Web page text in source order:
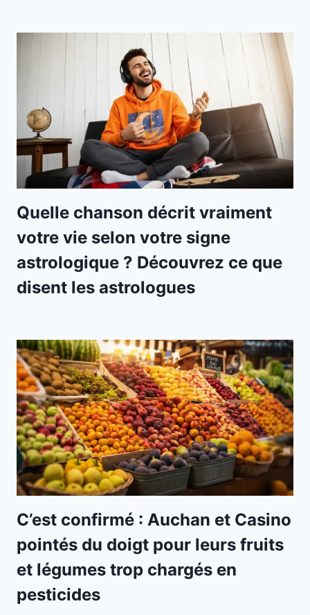
Quelle chanson décrit vraiment
votre vie selon votre signe
astrologique ? Découvrez ce que
disent les astrologues
C’est confirmé : Auchan et Casino
pointés du doigt pour leurs fruits
et légumes trop chargés en
pesticides